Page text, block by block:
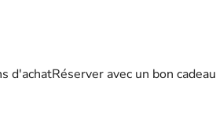
d'achatRéserver avec un bon cadeau